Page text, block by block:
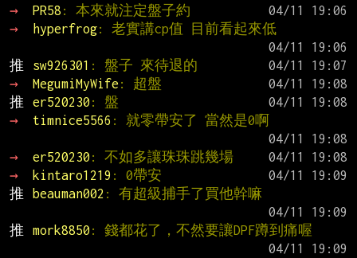
→ PR58 : 本來就注定盤子約
→
hyperfrog: 老實講cp值 目前看起來低
推
sw926301 : 盤子 來待退的
→
MegumiMyWife : 超盤
推
er520230 : 盤
→
timnice5566 : 就零帶安了 當然是0啊
→
er520230 : 不如多讓珠珠跳幾場
→
kintaro1219 : 0帶安
推
beauman002 : 有超級捕手了買他幹嘛
推
mork8850 : 錢都花了，不然要讓DPF蹲到痛喔